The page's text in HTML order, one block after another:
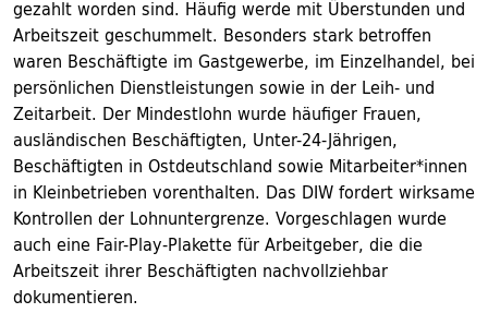
gezahlt worden sind. Häufig werde mit Überstunden und
Arbeitszeit geschummelt. Besonders stark betroffen
waren Beschäftigte im Gastgewerbe, im Einzelhandel, bei
persönlichen Dienstleistungen sowie in der Leih- und
Zeitarbeit. Der Mindestlohn wurde häufiger Frauen,
ausländischen Beschäftigten, Unter-24-Jährigen,
Beschäftigten in Ostdeutschland sowie Mitarbeiter*innen
in Kleinbetrieben vorenthalten. Das DIW fordert wirksame
Kontrollen der Lohnuntergrenze. Vorgeschlagen wurde
auch eine Fair-Play-Plakette für Arbeitgeber, die die
Arbeitszeit ihrer Beschäftigten nachvollziehbar
dokumentieren.